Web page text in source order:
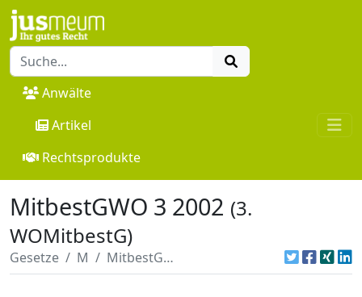
Anwälte
Artikel
Rechtsprodukte
MitbestGWO 3 2002 (3.
WOMitbestG)
Gesetze M MitbestGWO 3 2002